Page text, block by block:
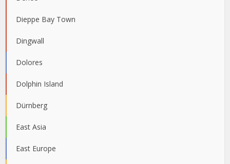
Dieppe Bay Town
Dingwall
Dolores
Dolphin Island
Dürnberg
East Asia
East Europe